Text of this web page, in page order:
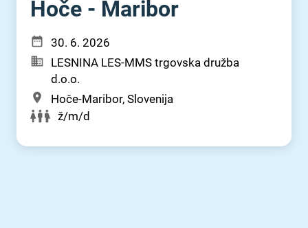
Hoče - Maribor
30. 6. 2026
LESNINA LES-MMS trgovska družba
d.o.o.
Hoče-Maribor, Slovenija
ž/m/d